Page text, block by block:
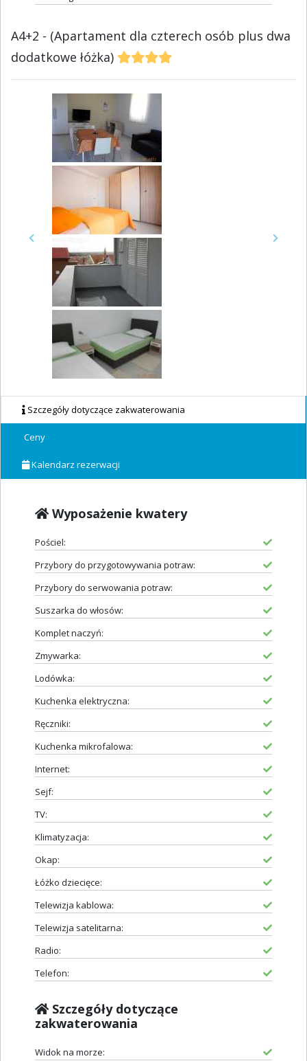
A4+2 - (Apartament dla czterech osób plus dwa
dodatkowe łóżka)
Previous Next
Szczegóły dotyczące zakwaterowania
Ceny
Kalendarz rezerwacji
Wyposażenie kwatery
Pościel:
Przybory do przygotowywania potraw:
Przybory do serwowania potraw:
Suszarka do włosów:
Komplet naczyń:
Zmywarka:
Lodówka:
Kuchenka elektryczna:
Ręczniki:
Kuchenka mikrofalowa:
Internet:
Sejf:
TV:
Klimatyzacja:
Okap:
Łóżko dziecięce:
Telewizja kablowa:
Telewizja satelitarna:
Radio:
Telefon:
Szczegóły dotyczące
zakwaterowania
Widok na morze: